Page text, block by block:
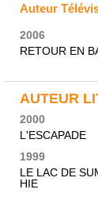
Auteur
2006
RETOUR EN
AUTEUR
2000
L'ESCAPADE
1999
LE LAC DE
HIE